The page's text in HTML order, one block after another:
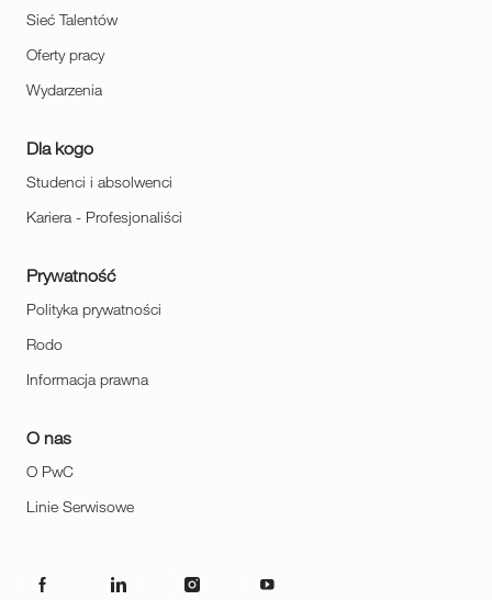
Sieć Talentów
Oferty pracy
Wydarzenia
Dla kogo
Studenci i absolwenci
Kariera - Profesjonaliści
Prywatność
Polityka prywatności
Rodo
Informacja prawna
O nas
O PwC
Linie Serwisowe
follow